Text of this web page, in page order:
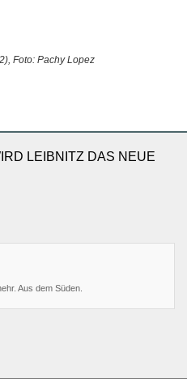
Foto: Pachy Lopez
LEIBNITZ DAS NEUE
Aus dem Süden.